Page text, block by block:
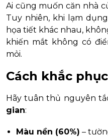
Ai cũng muốn căn nhà
Tuy nhiên, khi lạm
họa tiết khác nhau,
khiến mắt không có
mỏi.
Cách khắc phục
Hãy tuân thủ nguyên
gian:
Màu nền (60%) –